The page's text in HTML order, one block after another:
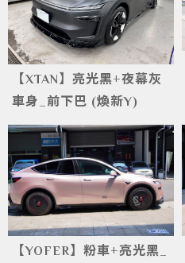
【XTAN】亮光黑+夜幕灰
車身_前下巴 (煥新Y)
【YOFER】粉車+亮光黑_